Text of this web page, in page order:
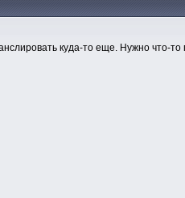
куда-то еще. Нужно что-